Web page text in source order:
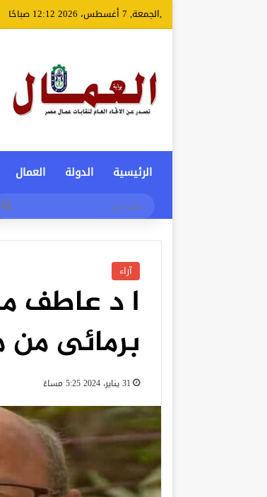
,الجمعة, 7 أغسطس، 2026 12:12 صباحًا
الرئيسية الدولة العمال
آراء
ا د عاطف
برمائى من
31 يناير، 2024 5:25 مساءً